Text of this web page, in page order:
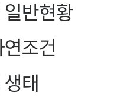
반현황
조건
태